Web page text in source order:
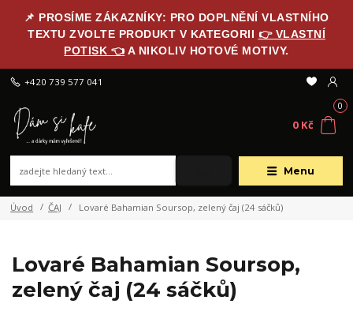
📌 PROSÍME ZÁKAZNÍKY: PRO DOPLNĚNÍ VLASTNÍHO
TEXTU ZVOLTE PRODUKT V KATEGORII 👉 VLASTNÍ
POTISK 👈 A NIKOLIV HOTOVÉ MOTIVY.
Menu
+420 739 577 041
0
0 Kč
Úvod ČAJ Lovaré Bahamian Soursop, zelený čaj (24 sáčků)
Lovaré Bahamian Soursop,
zelený čaj (24 sáčků)